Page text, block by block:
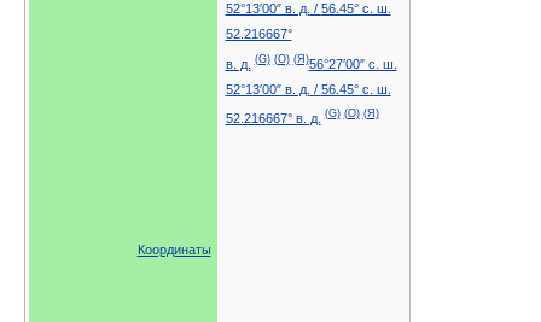
Координаты
52°13′00″ в. д. / 56.45° с. ш.
52.216667°
в. д. (G) (O) (Я)56°27′00″ с. ш.
52°13′00″ в. д. / 56.45° с. ш.
52.216667° в. д. (G) (O) (Я)